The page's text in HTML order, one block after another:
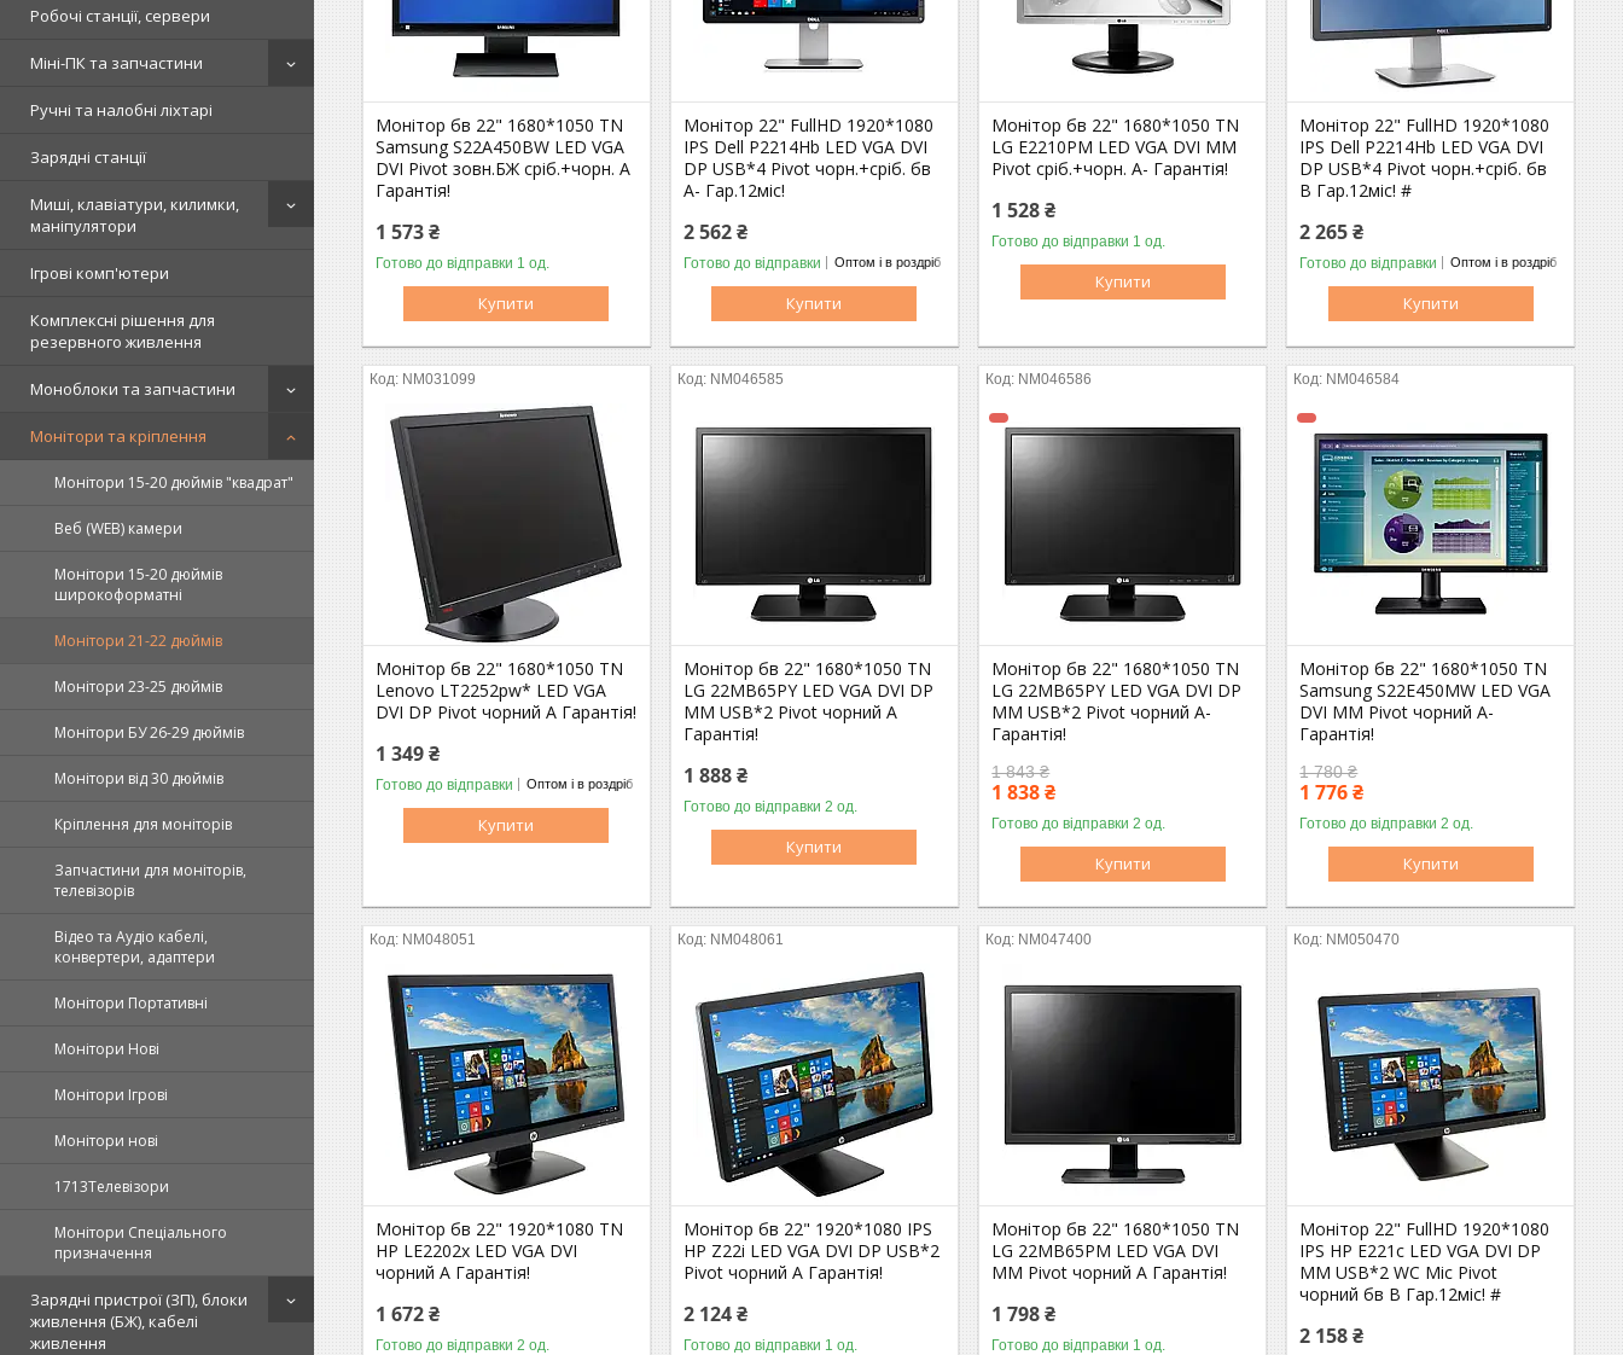
Робочі станції, сервери
Міні-ПК та запчастини
Ручні та налобні ліхтарі
Зарядні станції
Миші, клавіатури, килимки,
маніпулятори
Ігрові комп'ютери
Комплексні рішення для
резервного живлення
Моноблоки та запчастини
Монітори та кріплення
Монітори 15-20 дюймів "квадрат"
Веб (WEB) камери
Монітори 15-20 дюймів
широкоформатні
Монітори 21-22 дюймів
Монітори 23-25 дюймів
Монітори БУ 26-29 дюймів
Монітори від 30 дюймів
Кріплення для моніторів
Запчастини для моніторів,
телевізорів
Відео та Аудіо кабелі,
конвертери, адаптери
Монітори Портативні
Монітори Нові
Монітори Ігрові
Монітори нові
1713Телевізори
Монітори Спеціального
призначення
Зарядні пристрої (ЗП), блоки
живлення (БЖ), кабелі
живлення
Монітор бв 22" 1680*1050 TN
Samsung S22A450BW LED VGA
DVI Pivot зовн.БЖ сріб.+чорн. A
Гарантія!
1 573 ₴
Готово до відправки 1 од.
Купити
Монітор 22" FullHD 1920*1080
IPS Dell P2214Hb LED VGA DVI
DP USB*4 Pivot чорн.+сріб. бв
A- Гар.12міс!
2 562 ₴
Готово до відправки Оптом і в роздріб
Купити
Монітор бв 22" 1680*1050 TN
LG E2210PM LED VGA DVI MM
Pivot сріб.+чорн. A- Гарантія!
1 528 ₴
Готово до відправки 1 од.
Купити
Монітор 22" FullHD 1920*1080
IPS Dell P2214Hb LED VGA DVI
DP USB*4 Pivot чорн.+сріб. бв
B Гар.12міс! #
2 265 ₴
Готово до відправки Оптом і в роздріб
Купити
NM031099
Монітор бв 22" 1680*1050 TN
Lenovo LT2252pw* LED VGA
DVI DP Pivot чорний A Гарантія!
1 349 ₴
Готово до відправки Оптом і в роздріб
Купити
NM046585
Монітор бв 22" 1680*1050 TN
LG 22MB65PY LED VGA DVI DP
MM USB*2 Pivot чорний A
Гарантія!
1 888 ₴
Готово до відправки 2 од.
Купити
NM046586
Монітор бв 22" 1680*1050 TN
LG 22MB65PY LED VGA DVI DP
MM USB*2 Pivot чорний A-
Гарантія!
1 843 ₴
1 838 ₴
Готово до відправки 2 од.
Купити
NM046584
Монітор бв 22" 1680*1050 TN
Samsung S22E450MW LED VGA
DVI MM Pivot чорний A-
Гарантія!
1 780 ₴
1 776 ₴
Готово до відправки 2 од.
Купити
NM048051
Монітор бв 22" 1920*1080 TN
HP LE2202x LED VGA DVI
чорний A Гарантія!
1 672 ₴
Готово до відправки 2 од.
NM048061
Монітор бв 22" 1920*1080 IPS
HP Z22i LED VGA DVI DP USB*2
Pivot чорний A Гарантія!
2 124 ₴
Готово до відправки 1 од.
NM047400
Монітор бв 22" 1680*1050 TN
LG 22MB65PM LED VGA DVI
MM Pivot чорний A Гарантія!
1 798 ₴
Готово до відправки 1 од.
NM050470
Монітор 22" FullHD 1920*1080
IPS HP E221c LED VGA DVI DP
MM USB*2 WC Mic Pivot
чорний бв B Гар.12міс! #
2 158 ₴